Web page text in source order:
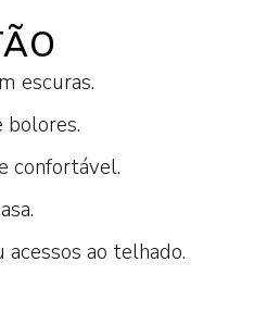
escuras.
bolores.
confortável.
acessos ao telhado.